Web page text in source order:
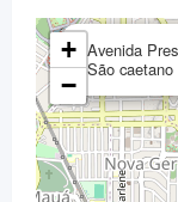
Avenida
São
+
−